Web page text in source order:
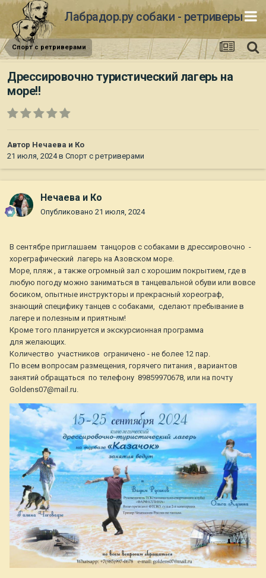
Лабрадор.ру собаки - ретриверы
Спорт с ретриверами
Дрессировочно туристический лагерь на
море!!
Автор Нечаева и Ко
21 июля, 2024в Спорт с ретриверами
Нечаева и Ко
Опубликовано 21 июля, 2024
В сентябре приглашаем танцоров с собаками в дрессировочно -
хореграфический лагерь на Азовском море.
Море, пляж , а также огромный зал с хорошим покрытием, где в
любую погоду можно заниматься в танцевальной обуви или вовсе
босиком, опытные инструкторы и прекрасный хореограф,
знающий специфику танцев с собаками, сделают пребывание в
лагере и полезным и приятным!
Кроме того планируется и экскурсионная программа
для желающих.
Количество участников ограничено - не более 12 пар.
По всем вопросам размещения, горячего питания , вариантов
занятий обращаться по телефону 89859970678, или на почту
Goldens07@mail.ru.